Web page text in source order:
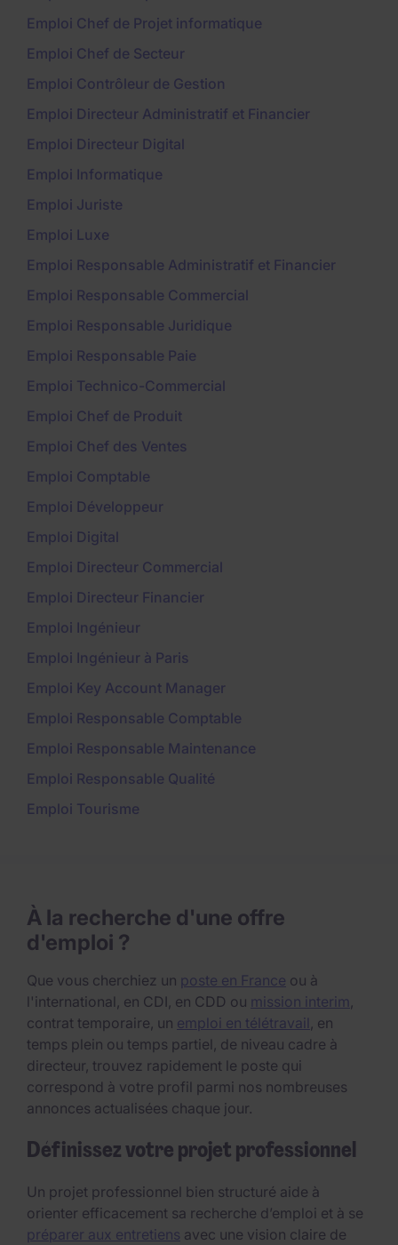
Emploi Chef de Projet informatique
Emploi Chef de Secteur
Emploi Contrôleur de Gestion
Emploi Directeur Administratif et Financier
Emploi Directeur Digital
Emploi Informatique
Emploi Juriste
Emploi Luxe
Emploi Responsable Administratif et Financier
Emploi Responsable Commercial
Emploi Responsable Juridique
Emploi Responsable Paie
Emploi Technico-Commercial
Emploi Chef de Produit
Emploi Chef des Ventes
Emploi Comptable
Emploi Développeur
Emploi Digital
Emploi Directeur Commercial
Emploi Directeur Financier
Emploi Ingénieur
Emploi Ingénieur à Paris
Emploi Key Account Manager
Emploi Responsable Comptable
Emploi Responsable Maintenance
Emploi Responsable Qualité
Emploi Tourisme
À la recherche d'une offre
d'emploi ?
Que vous cherchiez un poste en France ou à
l'international, en CDI, en CDD ou mission interim ,
contrat temporaire, un emploi en télétravail , en
temps plein ou temps partiel, de niveau cadre à
directeur, trouvez rapidement le poste qui
correspond à votre profil parmi nos nombreuses
annonces actualisées chaque jour.
Définissez votre projet professionnel
Un projet professionnel bien structuré aide à
orienter efficacement sa recherche d’emploi et à se
préparer aux entretiens avec une vision claire de